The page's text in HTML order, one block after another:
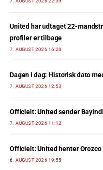
United har udtaget 22-
profiler er tilbage
7. AUGUST 2026 16:20
Dagen i dag: Historisk dato
7. AUGUST 2026 12:53
Officielt: United sender
7. AUGUST 2026 11:12
Officielt: United henter Orozco
6. AUGUST 2026 19:55